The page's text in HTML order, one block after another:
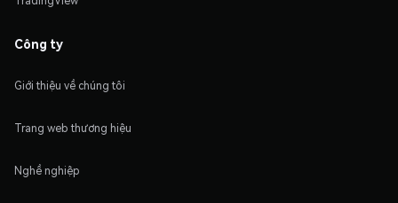
Công ty
Giới thiệu về chúng tôi
Trang web thương hiệu
Nghề nghiệp